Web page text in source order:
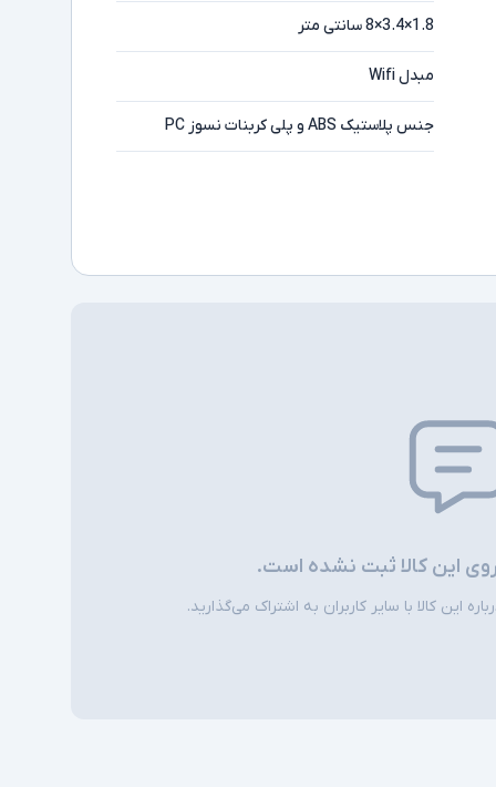
1.8×3.4×8 سانتی متر
مبدل Wifi
جنس پلاستیک ABS و پلی کربنات نسوز PC
این کالا ثبت نشده است.
این کالا با سایر کاربران به اشتراک می‌گذارید.